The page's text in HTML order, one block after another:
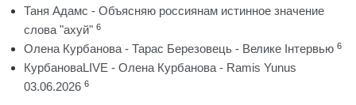
Таня Адамс - Объясняю россиянам истинное значение
слова "ахуй" 6
Олена Курбанова - Тарас Березовець - Велике Інтервью 6
КурбановаLIVE - Олена Курбанова - Ramis Yunus
03.06.2026 6